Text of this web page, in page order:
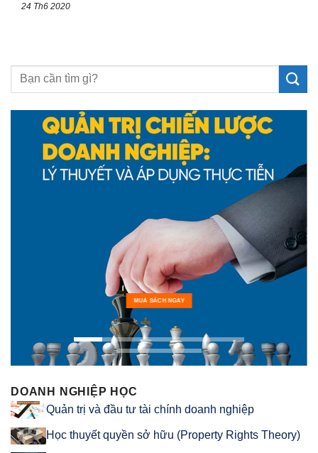
24 Th6 2020
MUA SÁCH NGAY
DOANH NGHIỆP HỌC
Quản trị và đầu tư tài chính doanh nghiệp
Học thuyết quyền sở hữu (Property Rights Theory)